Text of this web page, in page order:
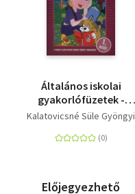
Általános iskolai
gyakorlófüzetek -
Olvasás és
Kalatovicsné Süle Gyöngyi
Előjegyezhető